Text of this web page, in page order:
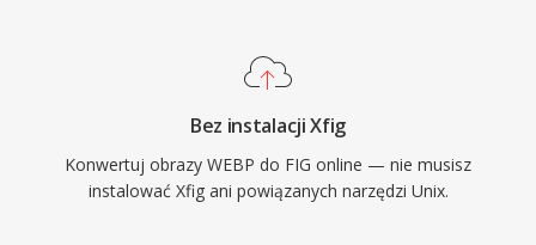
Bez instalacji Xfig
Konwertuj obrazy WEBP do FIG online — nie musisz
instalować Xfig ani powiązanych narzędzi Unix.